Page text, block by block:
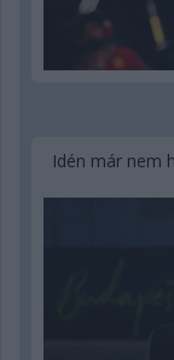
Idén már nem